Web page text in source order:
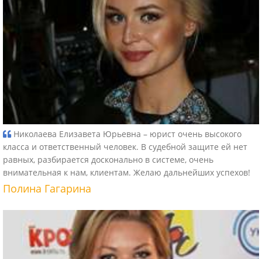
Николаева Елизавета Юрьевна – юрист очень высокого
класса и ответственный человек. В судебной защите ей нет
равных, разбирается досконально в системе, очень
внимательная к нам, клиентам. Желаю дальнейших успехов!
Полина Гагарина